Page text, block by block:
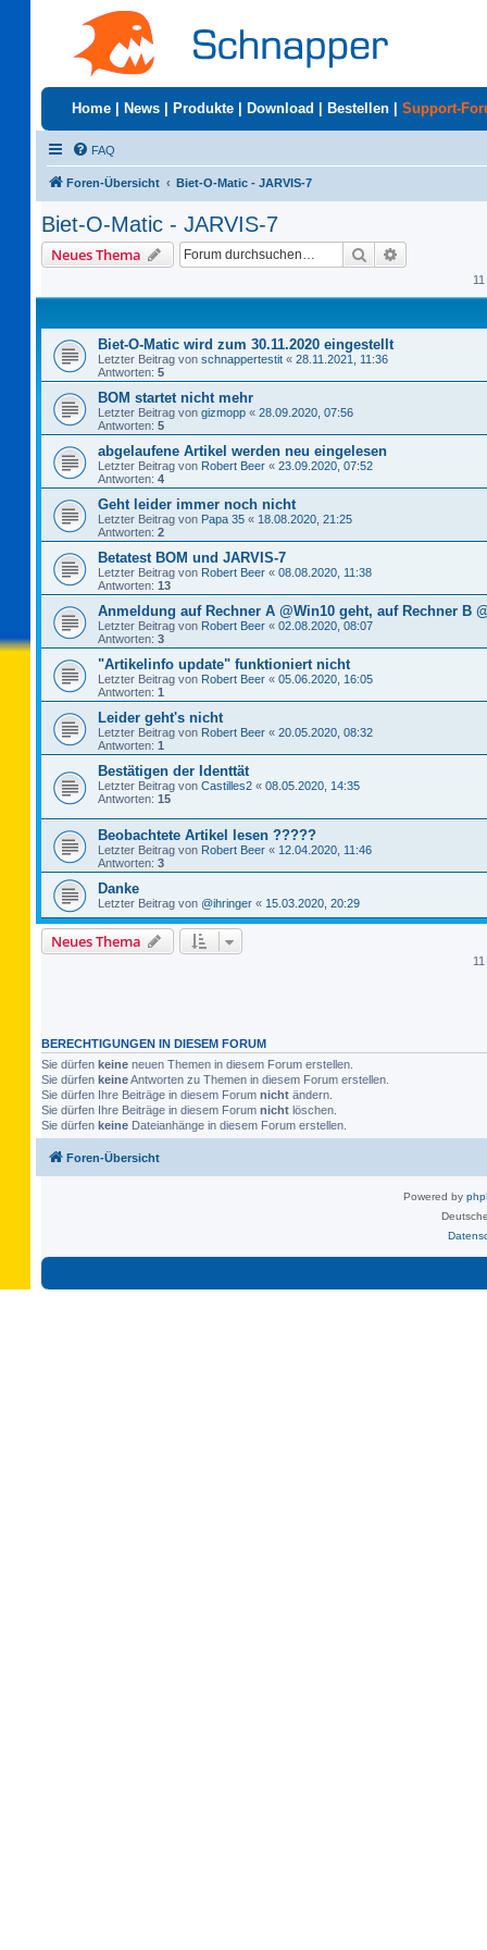
Home News Produkte Download Bestellen Support-
FAQ
Foren-Übersicht Biet-O-Matic - JARVIS-7
Biet-O-Matic - JARVIS-7
Neues Thema Suche
Biet-O-Matic wird zum 30.11.2020 eingestellt
Letzter Beitrag von schnappertestit « 28.11.2021, 11:36
Antworten: 5
BOM startet nicht mehr
Letzter Beitrag von gizmopp « 28.09.2020, 07:56
Antworten: 5
abgelaufene Artikel werden neu eingelesen
Letzter Beitrag von Robert Beer « 23.09.2020, 07:52
Antworten: 4
Geht leider immer noch nicht
Letzter Beitrag von Papa 35 « 18.08.2020, 21:25
Antworten: 2
Betatest BOM und JARVIS-7
Letzter Beitrag von Robert Beer « 08.08.2020, 11:38
Antworten: 13
Anmeldung auf Rechner A @Win10 geht, auf Rechner B
Letzter Beitrag von Robert Beer « 02.08.2020, 08:07
Antworten: 3
"Artikelinfo update" funktioniert nicht
Letzter Beitrag von Robert Beer « 05.06.2020, 16:05
Antworten: 1
Leider geht's nicht
Letzter Beitrag von Robert Beer « 20.05.2020, 08:32
Antworten: 1
Bestätigen der Identtät
Letzter Beitrag von Castilles2 « 08.05.2020, 14:35
Antworten: 15
Beobachtete Artikel lesen ?????
Letzter Beitrag von Robert Beer « 12.04.2020, 11:46
Antworten: 3
Danke
Letzter Beitrag von @ihringer « 15.03.2020, 20:29
Neues Thema
BERECHTIGUNGEN IN DIESEM FORUM
Sie dürfen keine neuen Themen in diesem Forum erstellen.
Sie dürfen keineAntworten zu Themen in diesem Forum erstellen.
Sie dürfen Ihre Beiträge in diesem Forum nicht ändern.
Sie dürfen Ihre Beiträge in diesem Forum nicht löschen.
Sie dürfen keine Dateianhänge in diesem Forum erstellen.
Foren-Übersicht
Powered by